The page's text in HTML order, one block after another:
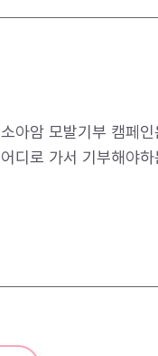
소아암 모발기부 캠페
어디로 가서 기부해야